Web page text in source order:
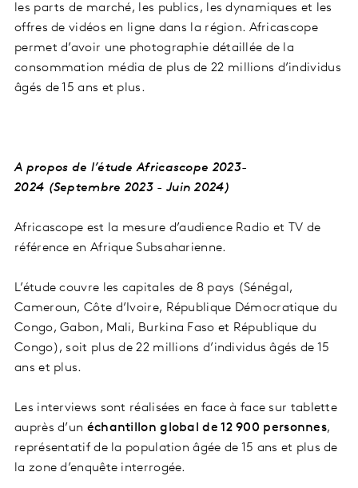
les parts de marché, les publics, les dynamiques et les
offres de vidéos en ligne dans la région. Africascope
permet d’avoir une photographie détaillée de la
consommation média de plus de 22 millions d’individus
âgés de 15 ans et plus.
A propos de l’étude Africascope 2023-
2024 (Septembre 2023 - Juin 2024)
Africascope est la mesure d’audience Radio et TV de
référence en Afrique Subsaharienne.
L’étude couvre les capitales de 8 pays (Sénégal,
Cameroun, Côte d’Ivoire, République Démocratique du
Congo, Gabon, Mali, Burkina Faso et République du
Congo), soit plus de 22 millions d’individus âgés de 15
ans et plus.
Les interviews sont réalisées en face à face sur tablette
auprès d’un échantillon global de12 900 personnes,
représentatif de la population âgée de 15 ans et plus de
la zone d’enquête interrogée.